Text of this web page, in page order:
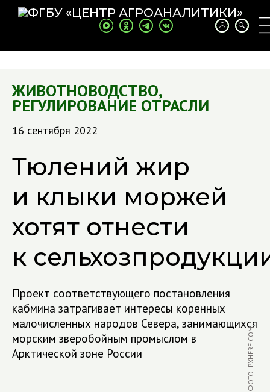
ЖИВОТНОВОДСТВО,
РЕГУЛИРОВАНИЕ ОТРАСЛИ
16 сентября 2022
Тюлений жир
и клыки моржей
хотят отнести
к
Проект соответствующего постановления
кабмина затрагивает интересы коренных
малочисленных народов Севера, занимающихся
морским зверобойным промыслом в
Арктической зоне России
ФОТО: PXHERE.COM